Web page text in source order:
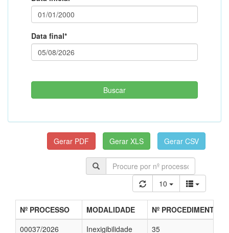
Data final*
10
Nº PROCESSO MODALIDADE
Nº PROCEDIMENTO
00037/2026
Inexigibilidade 35